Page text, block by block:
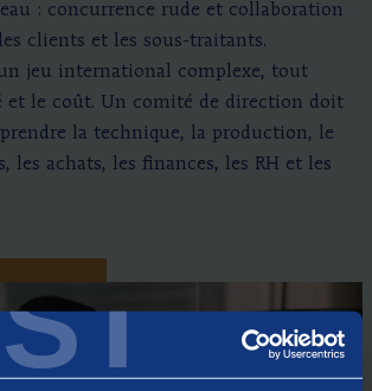
: concurrence rude et collaboration
clients et les sous-traitants.
jeu international complexe, tout
et le coût. Un comité de direction doit
la technique, la production, le
les achats, les finances, les RH et les